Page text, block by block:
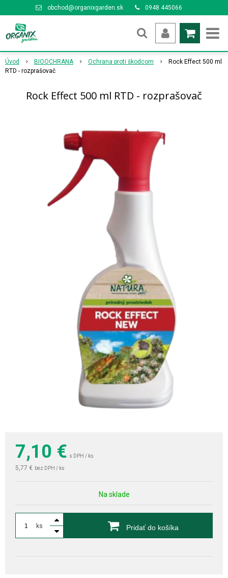
obchod@organixgarden.sk 0948 445066
Úvod BIOOCHRANA Ochrana proti škodcom
Rock Effect 500 ml
RTD - rozprašovač
Rock Effect 500 ml RTD - rozprašovač
7,10 € s DPH / ks
5,77 € bez DPH / ks
Na sklade
ks Pridať do košíka